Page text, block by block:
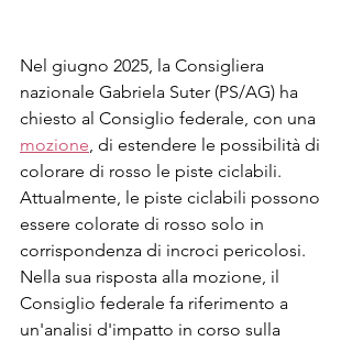
Nel giugno 2025, la Consigliera
nazionale Gabriela Suter (PS/AG) ha
chiesto al Consiglio federale, con una
mozione , di estendere le possibilità di
colorare di rosso le piste ciclabili.
Attualmente, le piste ciclabili possono
essere colorate di rosso solo in
corrispondenza di incroci pericolosi.
Nella sua risposta alla mozione, il
Consiglio federale fa riferimento a
un'analisi d'impatto in corso sulla